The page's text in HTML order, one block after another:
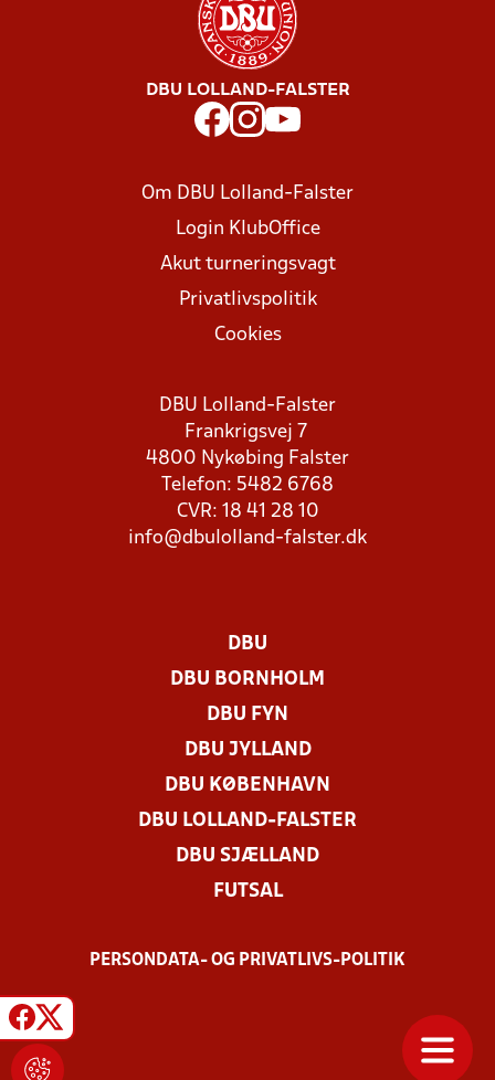
DBU LOLLAND-FALSTER
Om DBU Lolland-Falster
Login KlubOffice
Akut turneringsvagt
Privatlivspolitik
Cookies
DBU Lolland-Falster
Frankrigsvej 7
4800 Nykøbing Falster
Telefon: 5482 6768
CVR: 18 41 28 10
info@dbulolland-falster.dk
DBU
DBU BORNHOLM
DBU FYN
DBU JYLLAND
DBU KØBENHAVN
DBU LOLLAND-FALSTER
DBU SJÆLLAND
FUTSAL
PERSONDATA- OG PRIVATLIVS-POLITIK